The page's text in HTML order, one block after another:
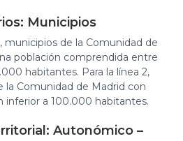
Municipios
municipios de la Comunidad de
población comprendida entre
habitantes. Para la línea 2,
la Comunidad de Madrid con
inferior a 100.000 habitantes.
Autonómico –